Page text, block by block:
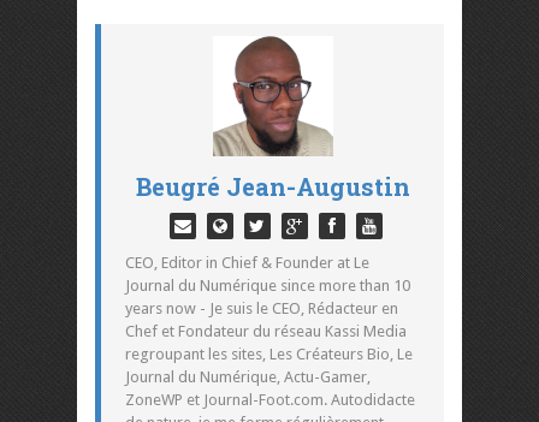
Beugré Jean-Augustin
CEO, Editor in Chief & Founder at Le
Journal du Numérique since more than 10
years now - Je suis le CEO, Rédacteur en
Chef et Fondateur du réseau Kassi Media
regroupant les sites, Les Créateurs Bio, Le
Journal du Numérique, Actu-Gamer,
ZoneWP et Journal-Foot.com. Autodidacte